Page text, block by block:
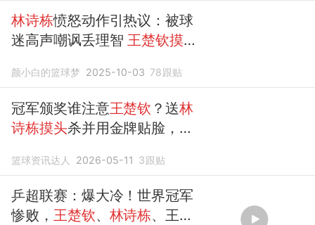
林诗栋愤怒动作引热议：被球
迷高声嘲讽丢理智 王楚钦摸头
颜小白的篮球梦 2025-10-03 78跟贴
冠军颁奖谁注意王楚钦 ？送林
诗栋摸头杀并用金牌贴脸，太
篮球资讯达人 2026-05-11 3跟贴
乒超联赛：爆大冷！世界冠军
惨败，王楚钦、 林诗栋、王艺